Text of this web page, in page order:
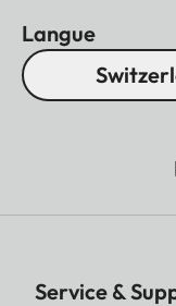
Langue
Service &